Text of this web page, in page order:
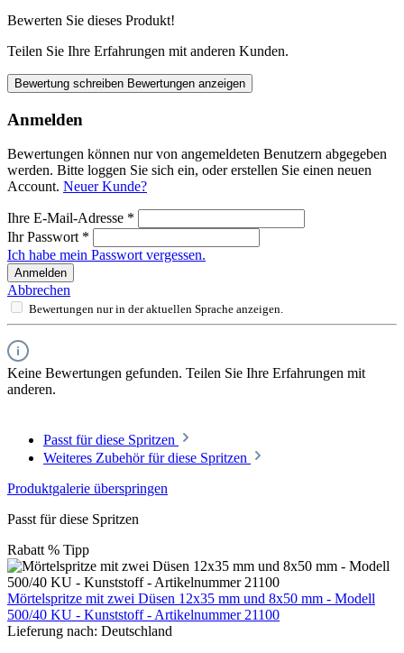
Bewerten Sie dieses Produkt!
Teilen Sie Ihre Erfahrungen mit anderen Kunden.
Bewertung schreiben Bewertungen anzeigen
Anmelden
Bewertungen können nur von angemeldeten Benutzern abgegeben
werden. Bitte loggen Sie sich ein, oder erstellen Sie einen neuen
Account. Neuer Kunde?
Ihre E-Mail-Adresse *
Ihr Passwort *
Ich habe mein Passwort vergessen.
Anmelden
Abbrechen
Bewertungen nur in der aktuellen Sprache anzeigen.
Keine Bewertungen gefunden. Teilen Sie Ihre Erfahrungen mit
anderen.
Passt für diese Spritzen
Weiteres Zubehör für diese Spritzen
Produktgalerie überspringen
Passt für diese Spritzen
Rabatt % Tipp
Mörtelspritze mit zwei Düsen 12x35 mm und 8x50 mm - Modell
500/40 KU - Kunststoff - Artikelnummer 21100
Lieferung nach: Deutschland